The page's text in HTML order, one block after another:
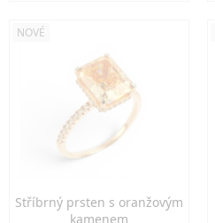
NOVÉ
Stříbrný prsten s oranžovým
kamenem